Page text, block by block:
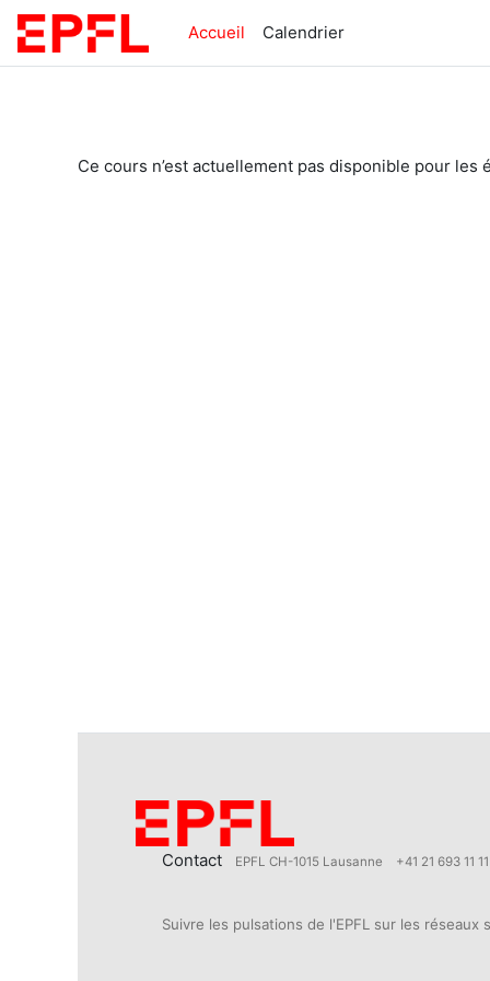
Passer au contenu principal
Accueil
Calendrier
Ce cours n’est actuellement pas disponible pour les
Contact EPFL CH-1015 Lausanne +41 21 693 11 11
Suivre les pulsations de l'EPFL sur les réseaux